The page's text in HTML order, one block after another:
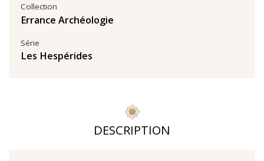
Collection
Errance Archéologie
Série
Les Hespérides
DESCRIPTION